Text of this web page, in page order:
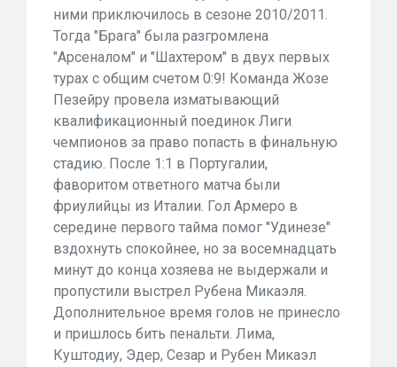
ними приключилось в сезоне 2010/2011.
Тогда "Брага" была разгромлена
"Арсеналом" и "Шахтером" в двух первых
турах с общим счетом 0:9! Команда Жозе
Пезейру провела изматывающий
квалификационный поединок Лиги
чемпионов за право попасть в финальную
стадию. После 1:1 в Португалии,
фаворитом ответного матча были
фриулийцы из Италии. Гол Армеро в
середине первого тайма помог "Удинезе"
вздохнуть спокойнее, но за восемнадцать
минут до конца хозяева не выдержали и
пропустили выстрел Рубена Микаэля.
Дополнительное время голов не принесло
и пришлось бить пенальти. Лима,
Куштодиу, Эдер, Сезар и Рубен Микаэл